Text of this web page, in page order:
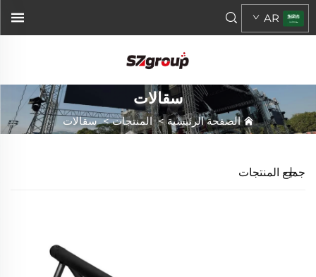
AR
سقالات
الصفحة الرئيسية>المنتجات>سقالات
جميع المنتجات